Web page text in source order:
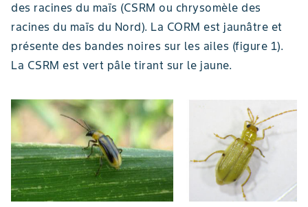
des racines du maïs (CSRM ou chrysomèle des
racines du maïs du Nord). La CORM est jaunâtre et
présente des bandes noires sur les ailes (figure 1).
La CSRM est vert pâle tirant sur le jaune.